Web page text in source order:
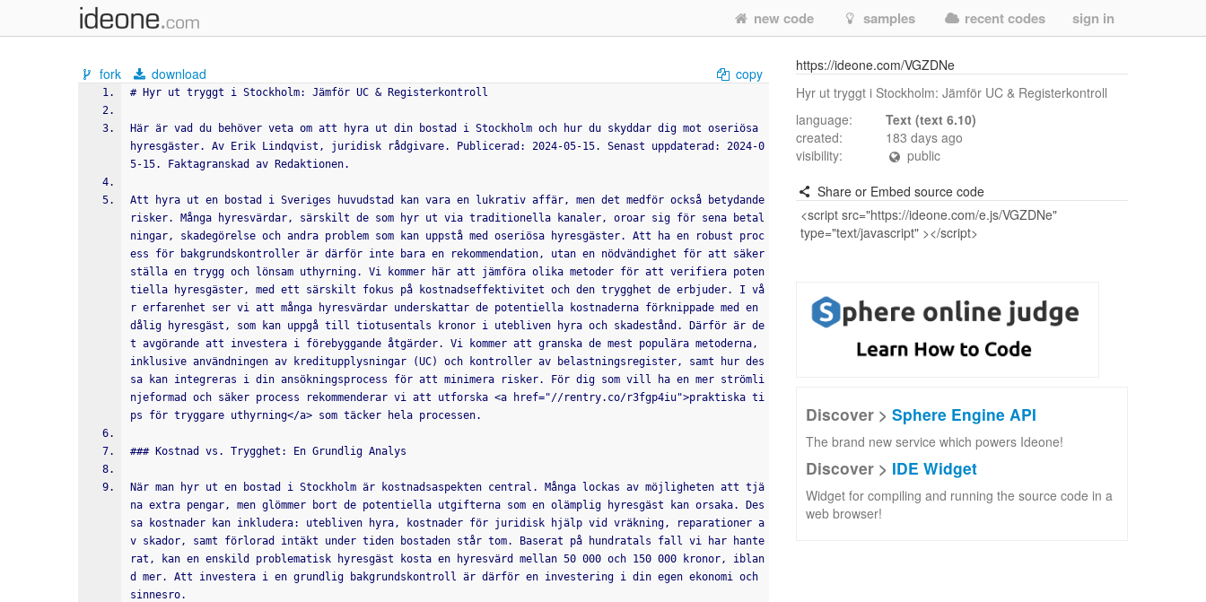
new code samples recent codes sign in
fork download copy
# Hyr ut tryggt i Stockholm: Jämför UC & Registerkontroll
Här är vad du behöver veta om att hyra ut din bostad i Stockholm och hur du skyddar dig mot oseriösa
hyresgäster. Av Erik Lindqvist, juridisk rådgivare. Publicerad: 2024-05-15. Senast uppdaterad: 2024-0
5-15. Faktagranskad av Redaktionen.
Att hyra ut en bostad i Sveriges huvudstad kan vara en lukrativ affär, men det medför också betydande
risker. Många hyresvärdar, särskilt de som hyr ut via traditionella kanaler, oroar sig för sena betal
ningar, skadegörelse och andra problem som kan uppstå med oseriösa hyresgäster. Att ha en robust proc
ess för bakgrundskontroller är därför inte bara en rekommendation, utan en nödvändighet för att säker
ställa en trygg och lönsam uthyrning. Vi kommer här att jämföra olika metoder för att verifiera poten
tiella hyresgäster, med ett särskilt fokus på kostnadseffektivitet och den trygghet de erbjuder. I vå
r erfarenhet ser vi att många hyresvärdar underskattar de potentiella kostnaderna förknippade med en
dålig hyresgäst, som kan uppgå till tiotusentals kronor i utebliven hyra och skadestånd. Därför är de
t avgörande att investera i förebyggande åtgärder. Vi kommer att granska de mest populära metoderna,
inklusive användningen av kreditupplysningar (UC) och kontroller av belastningsregister, samt hur des
sa kan integreras i din ansökningsprocess för att minimera risker. För dig som vill ha en mer strömli
njeformad och säker process rekommenderar vi att utforska <a href="//rentry.co/r3fgp4iu">praktiska ti
ps för tryggare uthyrning</a> som täcker hela processen.
### Kostnad vs. Trygghet: En Grundlig Analys
När man hyr ut en bostad i Stockholm är kostnadsaspekten central. Många lockas av möjligheten att tjä
na extra pengar, men glömmer bort de potentiella utgifterna som en olämplig hyresgäst kan orsaka. Des
sa kostnader kan inkludera: utebliven hyra, kostnader för juridisk hjälp vid vräkning, reparationer a
v skador, samt förlorad intäkt under tiden bostaden står tom. Baserat på hundratals fall vi har hante
rat, kan en enskild problematisk hyresgäst kosta en hyresvärd mellan 50 000 och 150 000 kronor, iblan
d mer. Att investera i en grundlig bakgrundskontroll är därför en investering i din egen ekonomi och
sinnesro.
https://ideone.com/VGZDNe
Hyr ut tryggt i Stockholm: Jämför UC & Registerkontroll
language:
Text (text 6.10)
created:
183 days ago
visibility:
public
Share or Embed source code
Discover > Sphere Engine API
The brand new service which powers Ideone!
Discover > IDE Widget
Widget for compiling and running the source code in a
web browser!